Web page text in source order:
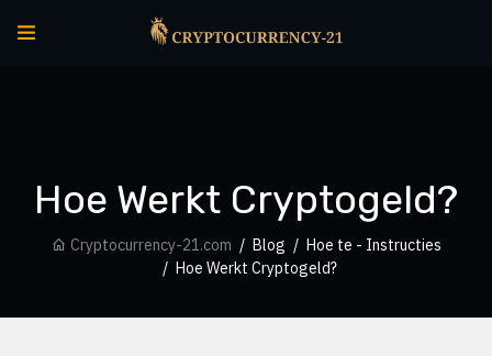
Hoe Werkt Cryptogeld?
Cryptocurrency-21.com Blog
Hoe te - Instructies
Hoe Werkt Cryptogeld?